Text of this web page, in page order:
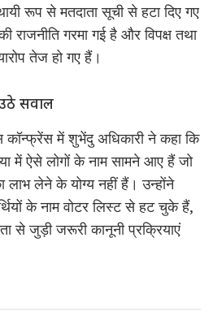
रूप से मतदाता सूची से हटा दिए गए
राजनीति गरमा गई है और विपक्ष तथा
तेज हो गए हैं।
उठे सवाल
में शुभेंदु अधिकारी ने कहा कि
में ऐसे लोगों के नाम सामने आए हैं जो
लाभ लेने के योग्य नहीं हैं। उन्होंने
के नाम वोटर लिस्ट से हट चुके हैं,
से जुड़ी जरूरी कानूनी प्रक्रियाएं